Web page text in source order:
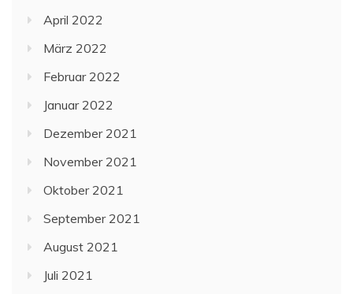
April 2022
März 2022
Februar 2022
Januar 2022
Dezember 2021
November 2021
Oktober 2021
September 2021
August 2021
Juli 2021